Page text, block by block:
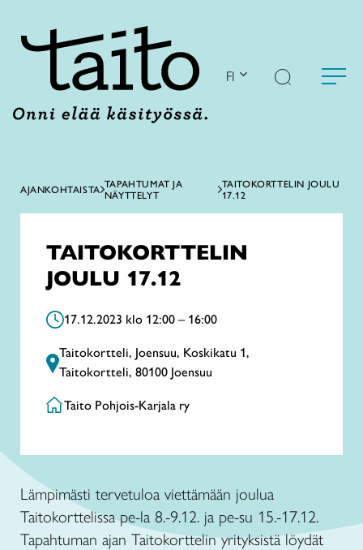
FI
AJANKOHTAISTA TAPAHTUMAT JA
NÄYTTELYT
TAITOKORTTELIN JOULU
17.12
TAITOKORTTELIN
JOULU 17.12
17.12.2023 klo 12:00 – 16:00
Taitokortteli, Joensuu, Koskikatu 1,
Taitokortteli, 80100 Joensuu
Taito Pohjois-Karjala ry
Lämpimästi tervetuloa viettämään joulua
Taitokorttelissa pe-la 8.-9.12. ja pe-su 15.-17.12.
Tapahtuman ajan Taitokorttelin yrityksistä löydät